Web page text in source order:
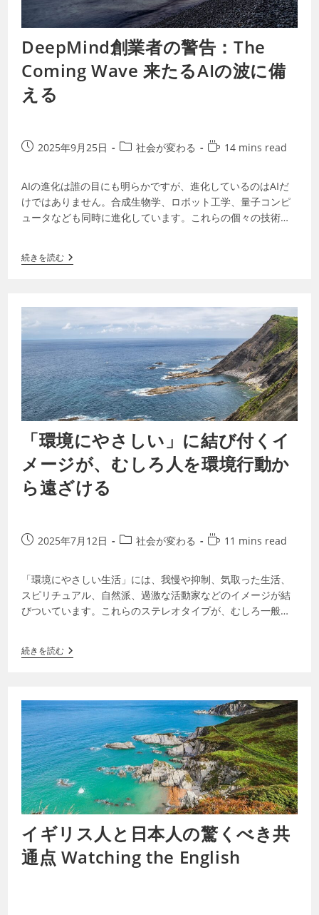
DeepMind創業者の警告：The
Coming Wave 来たるAIの波に備
える
2025年9月25日 社会が変わる 14 mins read
AIの進化は誰の目にも明らかですが、進化しているのはAIだ
けではありません。合成生物学、ロボット工学、量子コンピ
ュータなども同時に進化しています。これらの個々の技術だ
続きを読む
「環境にやさしい」に結び付くイ
メージが、むしろ人を環境行動か
ら遠ざける
2025年7月12日 社会が変わる 11 mins read
「環境にやさしい生活」には、我慢や抑制、気取った生活、
スピリチュアル、自然派、過激な活動家などのイメージが結
びついています。これらのステレオタイプが、むしろ一般の
続きを読む
イギリス人と日本人の驚くべき共
通点 Watching the English